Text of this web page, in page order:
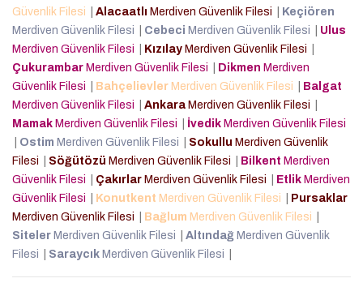
Güvenlik Filesi
Alacaatlı Merdiven Güvenlik Filesi
Keçiören
Merdiven Güvenlik Filesi
Cebeci Merdiven Güvenlik Filesi
Ulus
Merdiven Güvenlik Filesi
Kızılay Merdiven Güvenlik Filesi
Çukurambar Merdiven Güvenlik Filesi Dikmen Merdiven
Güvenlik Filesi
Bahçelievler Merdiven Güvenlik Filesi
Balgat
Merdiven Güvenlik Filesi
Ankara Merdiven Güvenlik Filesi
Mamak Merdiven Güvenlik Filesi İvedik Merdiven Güvenlik Filesi
Ostim Merdiven Güvenlik Filesi Sokullu Merdiven Güvenlik
Filesi
Söğütözü Merdiven Güvenlik Filesi Bilkent Merdiven
Güvenlik Filesi
Çakırlar Merdiven Güvenlik Filesi Etlik Merdiven
Güvenlik Filesi
Konutkent Merdiven Güvenlik Filesi
Pursaklar
Merdiven Güvenlik Filesi
Bağlum Merdiven Güvenlik Filesi
Siteler Merdiven Güvenlik Filesi Altındağ Merdiven Güvenlik
Filesi
Saraycık Merdiven Güvenlik Filesi